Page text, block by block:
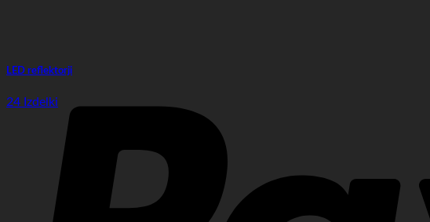
LED reflektorji
24 Izdelki